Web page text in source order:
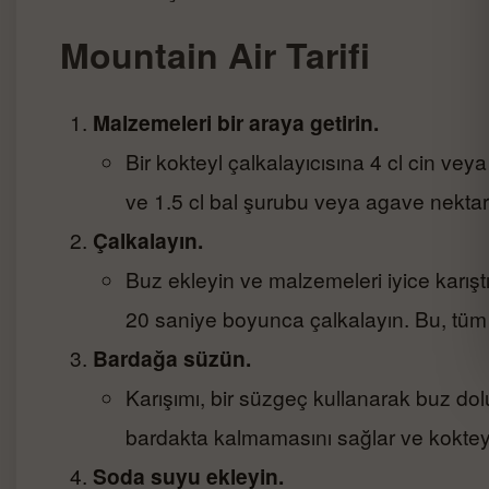
Mountain Air Tarifi
Malzemeleri bir araya getirin.
Bir kokteyl çalkalayıcısına 4 cl cin
ve 1.5 cl bal şurubu veya agave
Çalkalayın.
Buz ekleyin ve malzemeleri iyice
20 saniye boyunca çalkalayın. Bu,
Bardağa süzün.
Karışımı, bir süzgeç kullanarak buz
bardakta kalmamasını sağlar ve
Soda suyu ekleyin.